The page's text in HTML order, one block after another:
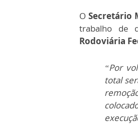
OSecretário
trabalho de
Rodoviária
“Por
total